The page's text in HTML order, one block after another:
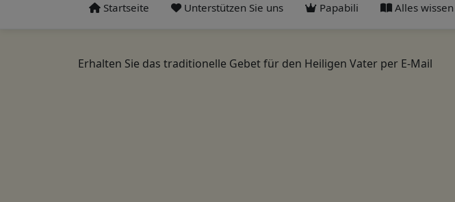
Startseite Unterstützen Sie uns Papabili Alles wissen
Erhalten Sie das traditionelle Gebet für den Heiligen Vater per E-Mail